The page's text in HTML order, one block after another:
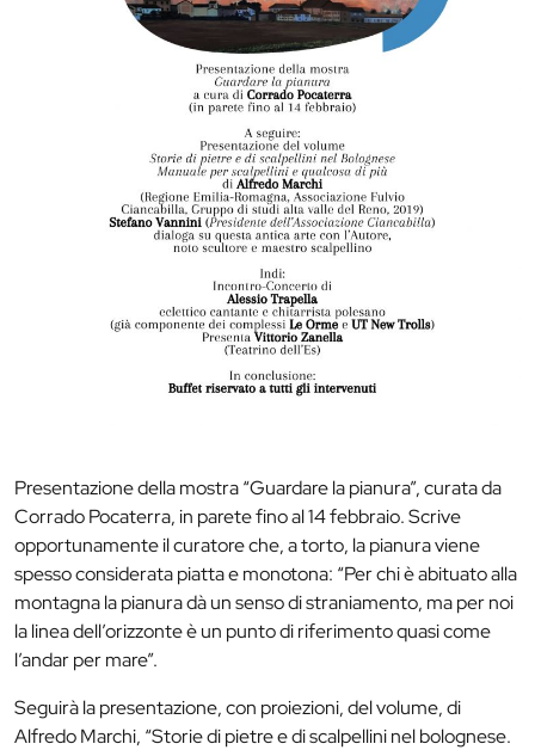
Presentazione della mostra “Guardare la pianura”, curata da
Corrado Pocaterra, in parete fino al 14 febbraio. Scrive
opportunamente il curatore che, a torto, la pianura viene
spesso considerata piatta e monotona: “Per chi è abituato alla
montagna la pianura dà un senso di straniamento, ma per noi
la linea dell’orizzonte è un punto di riferimento quasi come
l’andar per mare”.
Seguirà la presentazione, con proiezioni, del volume, di
Alfredo Marchi, “Storie di pietre e di scalpellini nel bolognese.